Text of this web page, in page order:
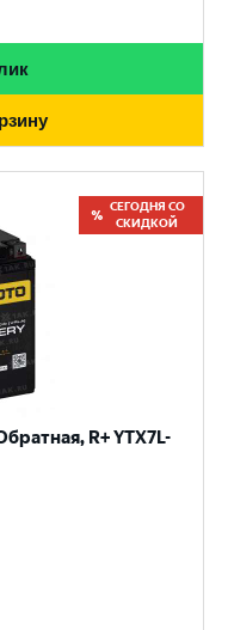
СЕГОДНЯ СО
СКИДКОЙ
R+ YTX7L-